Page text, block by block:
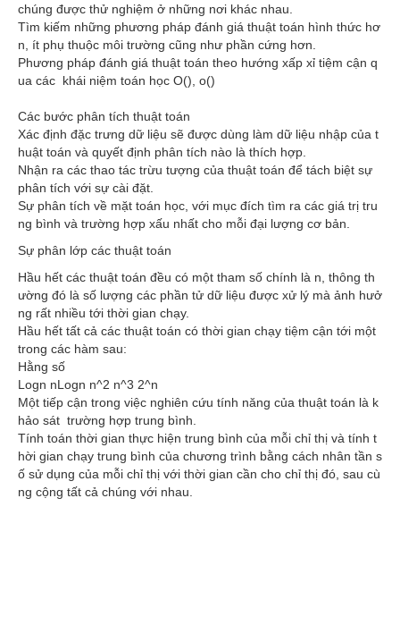
chúng được thử nghiệm ở những nơi khác nhau.
Tìm kiếm những phương pháp đánh giá thuật toán hình thức hơ
n, ít phụ thuộc môi trường cũng như phần cứng hơn.
Phương pháp đánh giá thuật toán theo hướng xấp xỉ tiệm cận q
ua các khái niệm toán học O(), o()
Các bước phân tích thuật toán
Xác định đặc trưng dữ liệu sẽ được dùng làm dữ liệu nhập của t
huật toán và quyết định phân tích nào là thích hợp.
Nhận ra các thao tác trừu tượng của thuật toán để tách biệt sự
phân tích với sự cài đặt.
Sự phân tích về mặt toán học, với mục đích tìm ra các giá trị tru
ng bình và trường hợp xấu nhất cho mỗi đại lượng cơ bản.
Sự phân lớp các thuật toán
Hầu hết các thuật toán đều có một tham số chính là n, thông th
ường đó là số lượng các phần tử dữ liệu được xử lý mà ảnh hưở
ng rất nhiều tới thời gian chạy.
Hầu hết tất cả các thuật toán có thời gian chạy tiệm cận tới một
trong các hàm sau:
Hằng số
Logn nLogn n^2 n^3 2^n
Một tiếp cận trong việc nghiên cứu tính năng của thuật toán là k
hảo sát trường hợp trung bình.
Tính toán thời gian thực hiện trung bình của mỗi chỉ thị và tính t
hời gian chạy trung bình của chương trình bằng cách nhân tần s
ố sử dụng của mỗi chỉ thị với thời gian cần cho chỉ thị đó, sau cù
ng cộng tất cả chúng với nhau.